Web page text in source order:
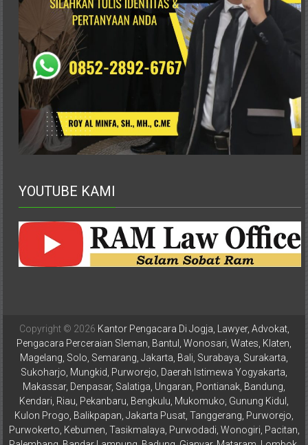
Bandar
Lampung,
Badung,
Gianyar,
Mataram,
Lombok,
Temanggung,
Sragen,
Karanganyar,
Malang,
Madiun,
Ponorogo,
Cilacap,
Banjarnegara,
Temanggung,
Aceh,
Medan,
Padang,
Jakarta
Pusat,
Bontang,
Demak,
Kudus,
YOUTUBE KAMI
Copyright © 2026 Kantor Pengacara Di Jogja, Lawyer, Advokat,
Pengacara Perceraian Sleman, Bantul, Wonosari, Wates, Klaten,
Magelang, Solo, Semarang, Jakarta, Bali, Surabaya, Surakarta,
Sukoharjo, Mungkid, Purworejo, Daerah Istimewa Yogyakarta,
Makassar, Denpasar, Salatiga, Ungaran, Pontianak, Bandung,
Kendari, Riau, Pekanbaru, Bengkulu, Mukomuko, Gunung Kidul,
Kulon Progo, Balikpapan, Jakarta Pusat, Tanggerang, Purworejo,
Purwokerto, Kebumen, Tasikmalaya, Purwodadi, Wonogiri, Pacitan,